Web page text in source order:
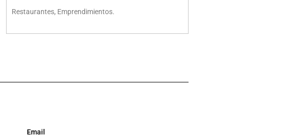
Restaurantes, Emprendimientos.
Email